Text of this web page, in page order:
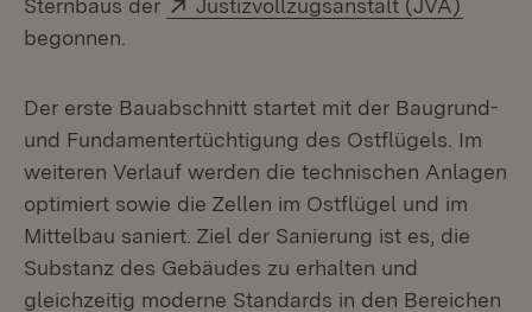
Sternbaus der
Justizvollzugsanstalt (JVA)
begonnen.
Der erste Bauabschnitt startet mit der Baugrund-
und Fundamentertüchtigung des Ostflügels. Im
weiteren Verlauf werden die technischen Anlagen
optimiert sowie die Zellen im Ostflügel und im
Mittelbau saniert. Ziel der Sanierung ist es, die
Substanz des Gebäudes zu erhalten und
gleichzeitig moderne Standards in den Bereichen